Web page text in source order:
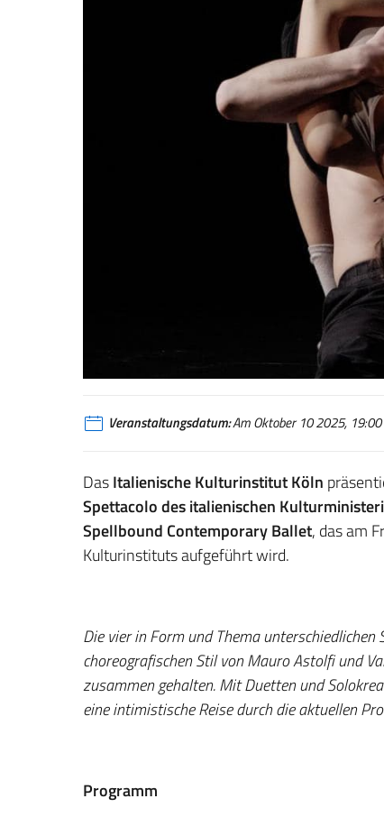
Veranstaltungsdatum:Am Oktober 10 2025, 19:00
DasItalienische Kulturinstitut Köln
Spettacolo des italienischen
Spellbound Contemporary Ballet, das am
Kulturinstituts aufgeführt wird.
Die vier in Form und Thema
choreografischen Stil von Mauro Astolfi und
zusammen gehalten. Mit Duetten und
eine intimistische Reise durch die aktuellen
Programm